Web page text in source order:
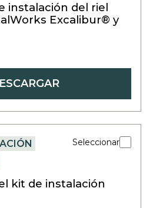
instalación del riel
Excalibur® y
Seleccionar
kit de instalación